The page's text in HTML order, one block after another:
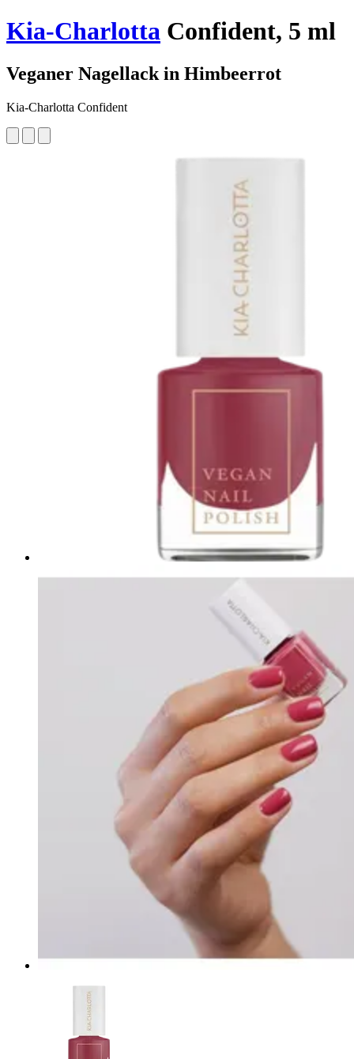
Kia-Charlotta Confident, 5 ml
Veganer Nagellack in Himbeerrot
Kia-Charlotta Confident